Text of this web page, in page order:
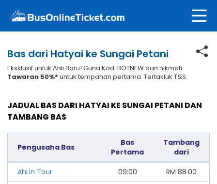
Bas dari Hatyai ke Sungai Petani
Eksklusif untuk Ahli Baru! Guna Kod: BOTNEW dan nikmati
Tawaran 50%* untuk tempahan pertama. Tertakluk T&S.
JADUAL BAS DARI HATYAI KE SUNGAI PETANI DAN
TAMBANG BAS
Pengusaha Bas
Bas
Pertama
Tambang
dari
AhLin Tour 09:00 RM 88.00